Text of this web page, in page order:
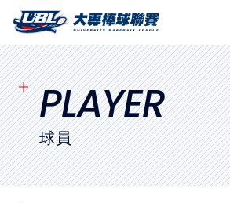
SITEMAP
首頁
球隊戰績
賽程表
PLAYER
球員